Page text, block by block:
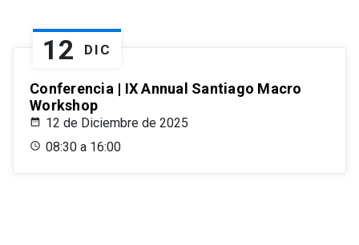
12 DIC
Conferencia | IX Annual Santiago Macro
Workshop
12 de Diciembre de 2025
08:30 a 16:00